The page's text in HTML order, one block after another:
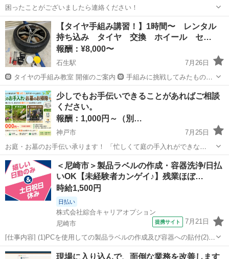
困ったことがございましたら連絡ください！
兵庫 伊丹市 中山寺駅 手伝いたい/助けたい
【タイヤ手組み講習！】1時間〜 レンタル
持ち込み タイヤ 交換 ホイール セ…
報酬：¥8,000〜
石生駅
7月26日
🛞 タイヤの手組み教室 開催のご案内 🛞 手組みに挑戦してみたもの
の、 「うまくいかなかった」「失敗してしまった」 そんなお悩みをお
持ちの方に向けた タイヤ手組み教室 を開催いたします。 ビードを傷
めにくい組み方、力のか...
兵庫 丹波市 石生駅 手伝いたい/助けたい ホイール
少しでもお手伝いできることがあればご相談
ください。
報酬：1,000円～（別…
神戸市
7月25日
お庭・お墓のお手伝い承ります！ 「忙しくて庭の手入れができな
い…」 「遠方に住んでいて、お墓参りになかなか行けない…」 「ちょ
っとした困りごとを頼める人がいたら…」 そんな時は、お気軽にご相
談ください！ ...
兵庫 神戸市 手伝いたい/助けたい
＜尼崎市＞製品ラベルの作成・容器洗浄/日払
いOK【未経験者カンゲイ♪】残業ほぼ…
時給1,500円
日払い
株式会社綜合キャリアオプション
尼崎市
提携サイト 7月21日
[仕事内容] (1)PCを使用しての製品ラベルの作成及び容器への貼付(2)返
却容器(ポリ缶)の選別及び機械装置を用いての容器洗浄(ポリ缶、 コン
兵庫 尼崎市 工場
現場に入り込んで、面倒な業務を改善します